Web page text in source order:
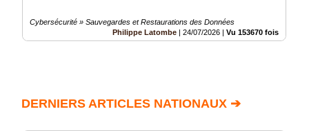
Cybersécurité » Sauvegardes et Restaurations des Données
Philippe Latombe
24/07/2026 Vu 153670 fois
DERNIERS ARTICLES NATIONAUX ➔